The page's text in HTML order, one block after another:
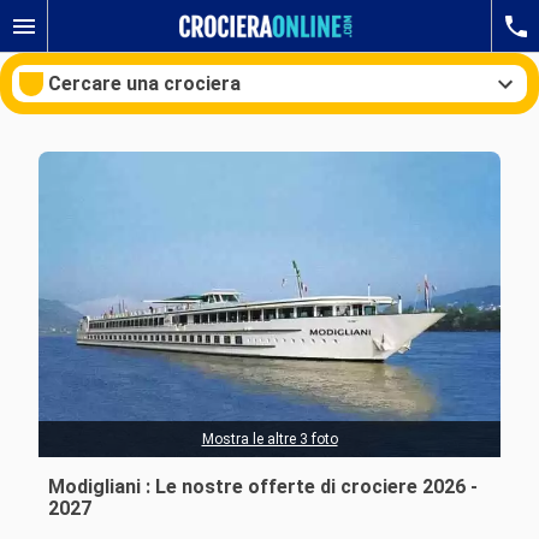
Cercare una crociera
Porti Compagnie
Ricerca
Modigliani : Le nostre offerte di crociere 2026 -
2027
Mostra le altre 3 foto